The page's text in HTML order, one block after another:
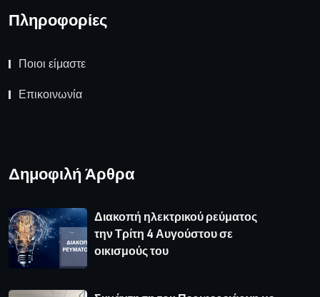
Πληροφορίες
Ποιοι είμαστε
Επικοινωνία
Δημοφιλή Άρθρα
Διακοπή ηλεκτρικού ρεύματος
την Τρίτη 4 Αυγούστου σε
οικισμούς του